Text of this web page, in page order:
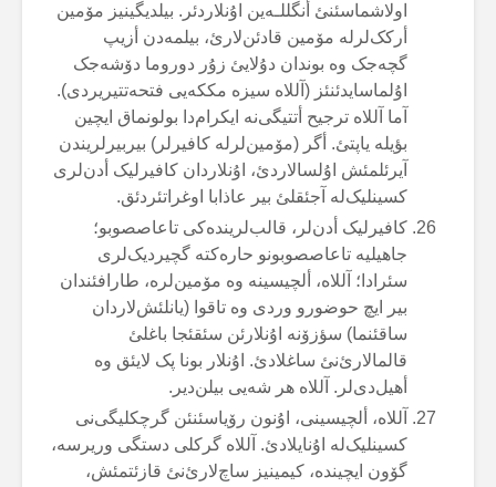
اولاشماسئنئ أنگللـەین اۇنلاردئر. بیلدیگینیز مۆمین
أرکک‌لرلە مۆمین قادئن‌لارئ، بیلمەدن أزیپ
گچەجک وە بوندان دۇلایئ زۇر دوروما دۆشەجک
اۇلماسایدئنئز (آللاە سیزە مککەیی فتحەتتیریردی).
آما آللاە ترجیح أتتیگی‌نە ایکرام‌دا بولونماق ایچین
بؤیلە یاپتئ. أگر (مۆمین‌لرلە کافیرلر) بیربیرلریندن
آیرئلمئش اۇلسالاردئ، اۇنلاردان کافیرلیک أدن‌لری
کسینلیک‌لە آجئقلئ بیر عاذابا اوغراتئردئق.
کافیرلیک أدن‌لر، قالب‌لریندەکی تاعاصصوبو؛
جاهیلیە تاعاصصوبونو حارەکتە گچیردیک‌لری
سئرادا؛ آللاە، ألچیسینە وە مۆمین‌لرە، طارافئندان
بیر ایچ حوضورو وردی وە تاقوا (یانلئش‌لاردان
ساقئنما) سؤزۆنە اۇنلارئن سئقئجا باغلئ
قالمالارئ‌نئ ساغلادئ. اۇنلار بونا پک لایئق وە
أهیل‌دی‌لر. آللاە هر شەیی بیلن‌دیر.
آللاە، ألچیسینی، اۇنون رۆیاسئنئن گرچکلیگی‌نی
کسینلیک‌لە اۇنایلادئ. آللاە گرکلی دستگی وریرسە،
گۆون ایچیندە، کیمینیز ساچ‌لارئ‌نئ قازئتمئش،